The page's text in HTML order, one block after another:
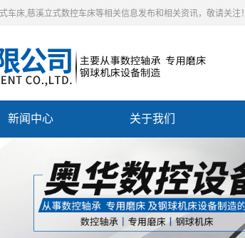
车床,慈溪立式数控车床等相关信息发布和相关资讯，敬请关注！
新闻中心 关于我们